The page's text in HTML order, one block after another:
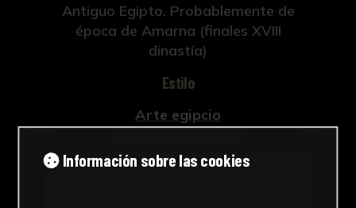
Antiguo Egipto. Probablemente de
época de Amarna (finales XVIII
dinastía)
Estilo
Arte egipcio
Información sobre las cookies